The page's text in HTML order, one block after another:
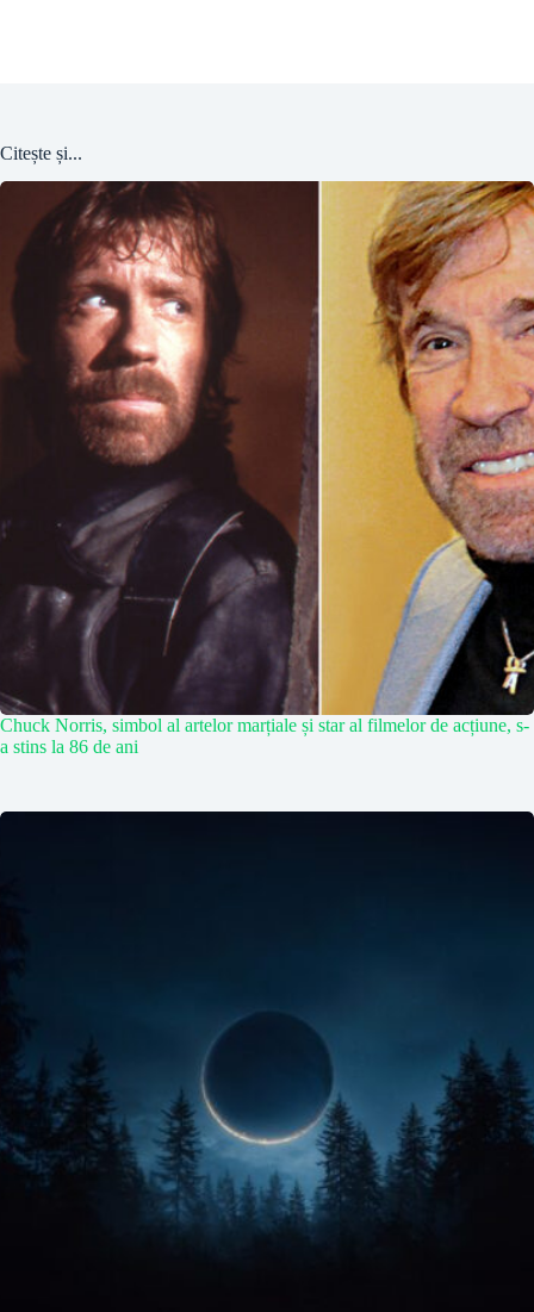
Citește și...
Chuck Norris, simbol al artelor marțiale și star al filmelor de acțiune, s-
a stins la 86 de ani